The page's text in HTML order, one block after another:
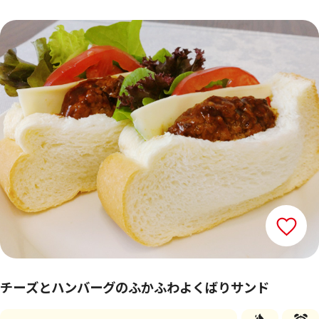
チーズとハンバーグのふかふわよくばりサンド